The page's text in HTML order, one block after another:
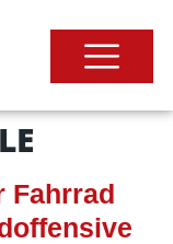
Fahrrad